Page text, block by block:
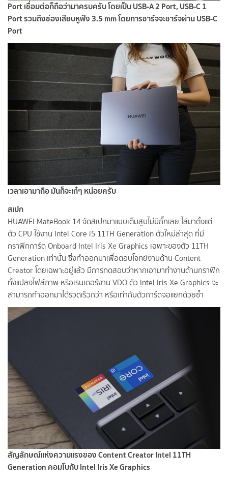
Port เชื่อมต่อก็ถือว่ามาครบครับ โดยเป็น USB-A 2 Port, USB-C 1
Port รวมถึงช่องเสียบหูฟัง 3.5 mm โดยการชาร์จจะชาร์จผ่าน USB-C
Port
เวลาเอามาถือ มันก็จะเก๋ๆ หน่อยครับ
สเปก
HUAWEI MateBook 14 จัดสเปกมาแบบเต็มสูบไม่มีกั๊กเลย ไล่มาตั้งแต่
ตัว CPU ใช้งาน Intel Core i5 11TH Generation ตัวใหม่ล่าสุด ที่มี
กราฟิกการ์ด Onboard Intel Iris Xe Graphics เฉพาะของตัว 11TH
Generation เท่านั้น ซึ่งทำออกมาเพื่อตอบโจทย์งานด้าน Content
Creator โดยเฉพาะอยู่แล้ว มีการทดสอบว่าหากเอามาทำงานด้านกราฟิก
ทั้งแปลงไฟล์ภาพ หรือเรนเดอร์งาน VDO ตัว Intel Iris Xe Graphics จะ
สามารถทำออกมาได้รวดเร็วกว่า หรือเท่ากับตัวการ์ดจอแยกด้วยซ้ำ
สัญลักษณ์แห่งความแรงของ Content Creator Intel 11TH
Generation คอมโบกับ Intel Iris Xe Graphics